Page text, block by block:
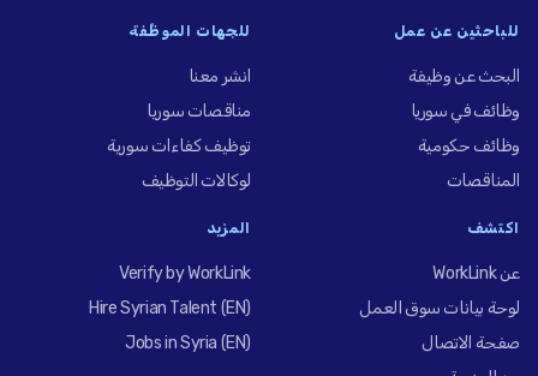
للباحثين عن عمل
البحث عن وظيفة
وظائف في سوريا
وظائف حكومية
المناقصات
للجهات الموظِّفة
انشر معنا
مناقصات سوريا
توظيف كفاءات سورية
لوكالات التوظيف
اكتشف
عن WorkLink
لوحة بيانات سوق العمل
صفحة الاتصال
المزيد
Verify by WorkLink
Hire Syrian Talent (EN)
Jobs in Syria (EN)